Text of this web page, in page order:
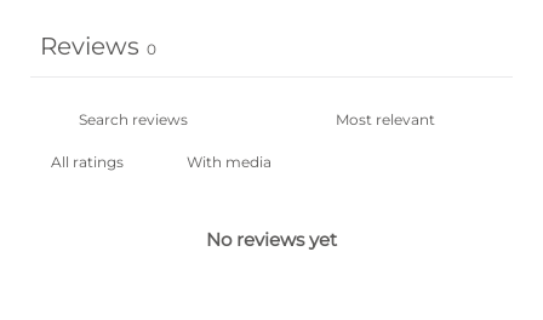
Reviews 0
With media
No reviews yet